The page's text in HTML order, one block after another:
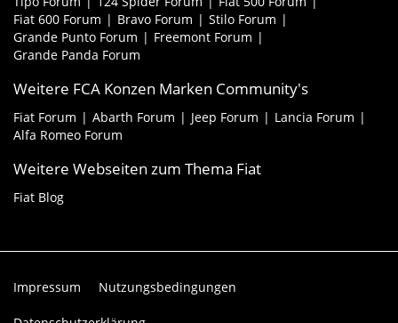
Fiat 600 Forum
Bravo Forum
Stilo Forum
Grande Punto Forum
Freemont Forum
Grande Panda Forum
Weitere FCA Konzen Marken Community's
Fiat Forum Abarth Forum Jeep Forum
Lancia Forum
Alfa Romeo Forum
Weitere Webseiten zum Thema Fiat
Fiat Blog
Impressum Nutzungsbedingungen